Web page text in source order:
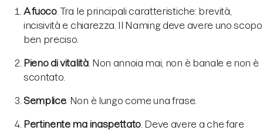
A fuoco. Tra le principali caratteristiche: brevità,
incisività e chiarezza. Il Naming deve avere uno scopo
ben preciso.
Pieno di vitalità. Non annoia mai, non è banale e non è
scontato.
Semplice. Non è lungo come una frase.
Pertinente ma inaspettato . Deve avere a che fare